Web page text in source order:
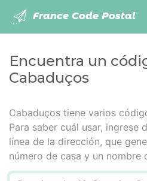
France Code Postal
Encuentra un
Cabaduços
Cabaduços tiene varios
Para saber cuál usar, ingrese
línea de la dirección, que
número de casa y un nombre